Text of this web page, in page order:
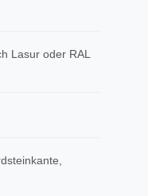
Lasur oder RAL